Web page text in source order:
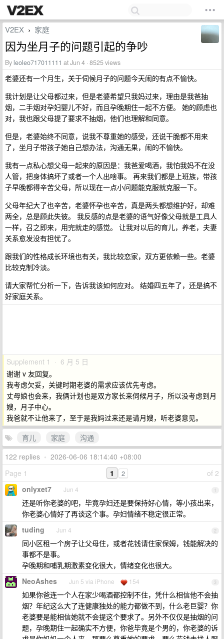
V2EX › 家庭
因为坐月子的问题引起的争吵
By leoleo717011111 at Jun 4 · 8525 views
老婆还有一个月生，关于伺候月子的问题今天闹的有点不愉快。
我计划是让父母都过来，但是老婆希望只我妈过来，理由是我爸抽
烟，二手烟对孕妇婴儿不好，而且孕晚期住一起不方便。 她的顾虑也
对，我也跟父母提了要求不抽烟，他们也理解和同意。
但是，老婆始终不同意，说我不尊重她的感受，还说干脆都不用来
了，坐月子带孩子她自己想办法，沟通无果，闹的不愉快。
我有一点私心想父母一起来的原因是：我爸爱喝酒，我怕我妈不在没
人管，把身体搞坏了或者一个人出啥事。 再来我们都是上班族，带孩
子早晚都得辛苦父母，所以现在一点小问题能克服就克服一下。
父母年纪大了也辛苦，老婆怀孕也辛苦，真是两头都想维护好，却难
两全，总是顾此失彼。 我反感的点是老婆的语气好像父母就是工具人
一样，召之即来，用完就走的感觉。 让我对以后的育儿，养老，夫妻
关系愈发没有担忧了。
跟我们的性格成长环境也有关，我比较恋家，双方更依赖一些。老婆
比较克制冷淡。
请大家帮忙分析一下，告诉我该如何应对。 结婚四五年了，还是搞不
好家庭关系。
Supplement 1 · 6 月 5 日
谢谢 v 友回复。
我考虑欠妥，关键时期老婆的需求应该优先考虑。
丈母娘也会来，我俩计划也是双方家长来伺候月子，所以没考虑到月
嫂，月子中心。
我爸就不让他来了，至于是我妈过来还是请月嫂，听老婆意见。
育儿
家庭
沟通
122 replies • 2026-06-06 18:14:40 +08:00
Page 1
of 2
1 2
1
onlyxet7 Jun 4
还是听你老婆的吧，毕竟孕妇还是要保持好心情，等小孩出来，
你老婆心情好了再谈这个事。孕妇情绪不稳定很正常。
2
tuding Jun 4
同小区租一个房子让父母住，或者花钱请住家保姆，钱能解决的
事都不是事。
孕晚期和哺乳期激素变化很大，情绪变化也很大。
3
NeoAshes Jun 5 via iPhone 154
如果你爸连一个人在家少喝酒都控制不住，凭什么相信他不会抽
烟？年纪这么大了连健康独处的能力都做不到，什么老巨婴？你
老婆要是能相信她就不会提这个要求了。另外不仅仅是抽烟的问
题，孕晚期住一起确实不方便，你爸毕竟是个男的，你老婆的诉